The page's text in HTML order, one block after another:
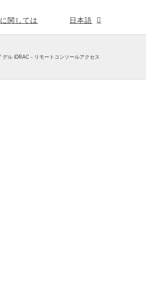
に関しては 日本語
デル iDRAC - リモートコンソールアクセス